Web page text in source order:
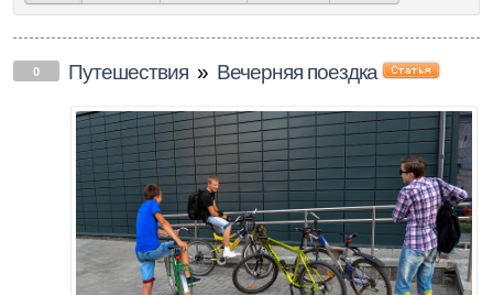
0 Путешествия » Вечерняя поездка